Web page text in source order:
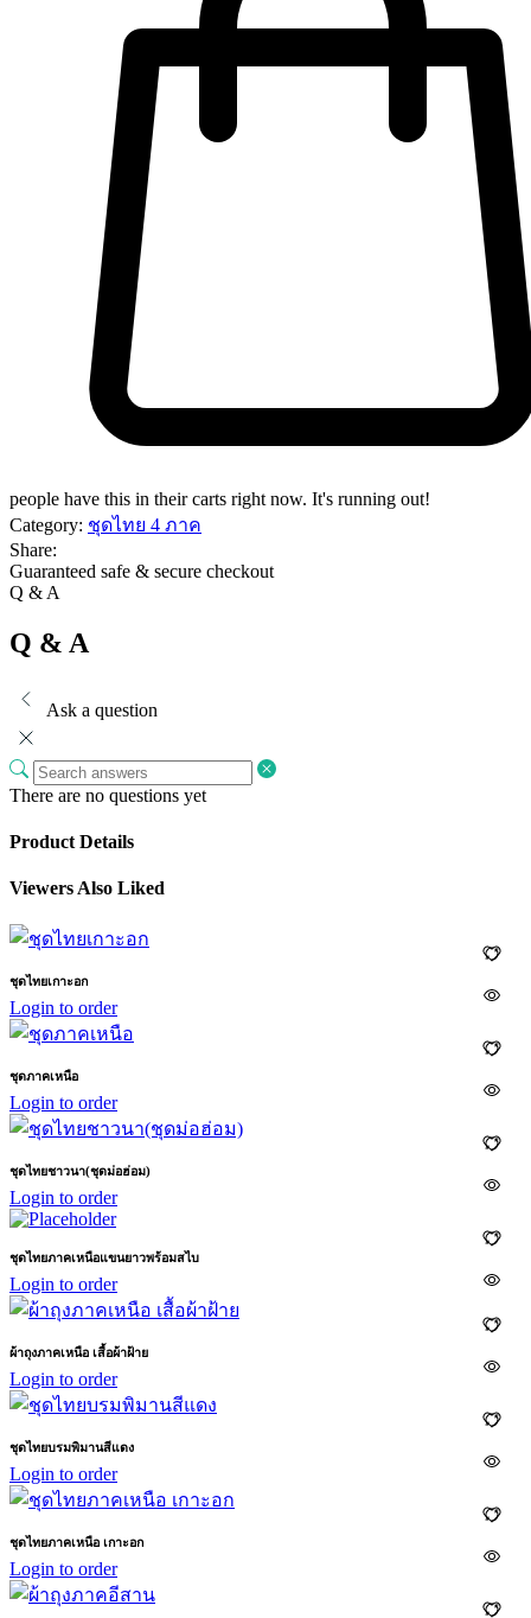
people have this in their carts right now. It's running out!
Category: ชุดไทย 4 ภาค
Share:
Guaranteed safe & secure checkout
Q & A
Q & A
Ask a question
There are no questions yet
Product Details
Viewers Also Liked
ชุดไทยเกาะอก
Login to order
ชุดภาคเหนือ
Login to order
ชุดไทยชาวนา(ชุดม่อฮ่อม)
Login to order
ชุดไทยภาคเหนือแขนยาวพร้อมสไบ
Login to order
ผ้าถุงภาคเหนือ เสื้อผ้าฝ้าย
Login to order
ชุดไทยบรมพิมานสีแดง
Login to order
ชุดไทยภาคเหนือ เกาะอก
Login to order